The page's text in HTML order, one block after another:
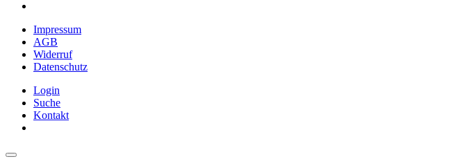
Impressum
AGB
Widerruf
Datenschutz
Login
Suche
Kontakt